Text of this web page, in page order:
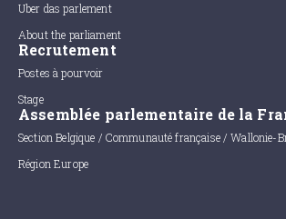
Uber das parlement
About the parliament
Recrutement
Postes à pourvoir
Stage
Assemblée parlementaire de la
Section Belgique / Communauté française / Wallonie-
Région Europe